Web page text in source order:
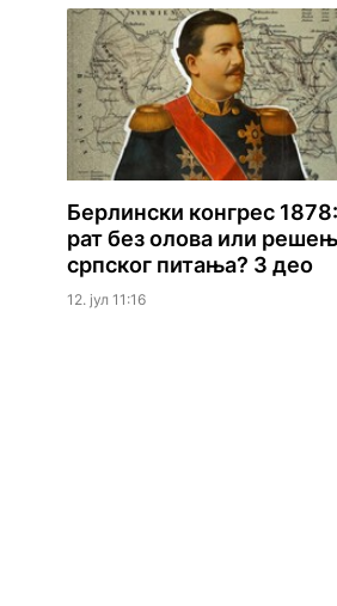
Берлински конгрес 1878:
рат без олова или
српског питања? 3 део
12. јул 11:16